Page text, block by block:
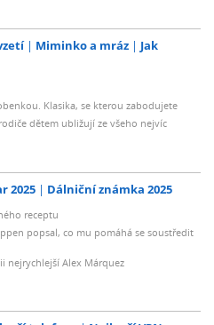
Miminko a mráz
Jak
Klasika, se kterou zabodujete
dětem ubližují ze všeho nejvíc
2025 Dálniční známka 2025
receptu
popsal, co mu pomáhá se soustředit
nejrychlejší Alex Márquez